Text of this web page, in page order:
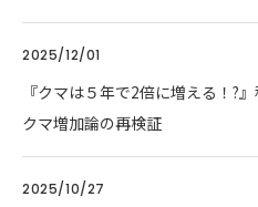
2025/12/01
『クマは５年で2倍に増える！?
クマ増加論の再検証
2025/10/27